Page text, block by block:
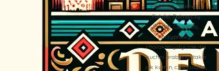
Hommos (Humus),
Falafel, Dolma czy
Zaatar. Co więcej,
przyprawy
charakterystyczne dla
kuchni arabskiej, takie
jak kumin, czarnuszka,